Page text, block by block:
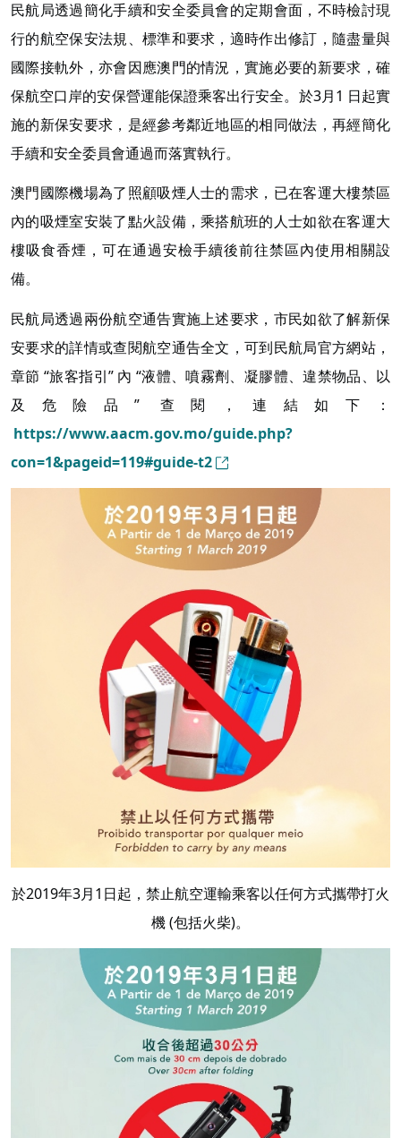
民航局透過簡化手續和安全委員會的定期會面，不時檢討現
行的航空保安法規、標準和要求，適時作出修訂，隨盡量與
國際接軌外，亦會因應澳門的情況，實施必要的新要求，確
保航空口岸的安保營運能保證乘客出行安全。於3月1 日起實
施的新保安要求，是經參考鄰近地區的相同做法，再經簡化
手續和安全委員會通過而落實執行。
澳門國際機場為了照顧吸煙人士的需求，已在客運大樓禁區
內的吸煙室安裝了點火設備，乘搭航班的人士如欲在客運大
樓吸食香煙，可在通過安檢手續後前往禁區內使用相關設
備。
民航局透過兩份航空通告實施上述要求，市民如欲了解新保
安要求的詳情或查閱航空通告全文，可到民航局官方網站，
章節 “旅客指引” 內 “液體、噴霧劑、凝膠體、違禁物品、以
及危險品” 查閱，連結如下：
https://www.aacm.gov.mo/guide.php?
con=1&pageid=119#guide-t2
於2019年3月1日起，禁止航空運輸乘客以任何方式攜帶打火
機 (包括火柴)。